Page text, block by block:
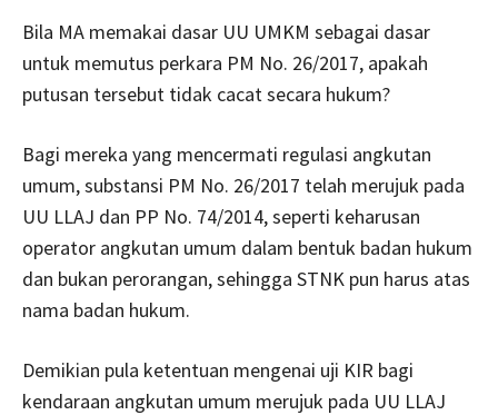
Bila MA memakai dasar UU UMKM sebagai dasar
untuk memutus perkara PM No. 26/2017, apakah
putusan tersebut tidak cacat secara hukum?
Bagi mereka yang mencermati regulasi angkutan
umum, substansi PM No. 26/2017 telah merujuk pada
UU LLAJ dan PP No. 74/2014, seperti keharusan
operator angkutan umum dalam bentuk badan hukum
dan bukan perorangan, sehingga STNK pun harus atas
nama badan hukum.
Demikian pula ketentuan mengenai uji KIR bagi
kendaraan angkutan umum merujuk pada UU LLAJ